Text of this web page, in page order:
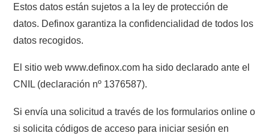
Estos datos están sujetos a la ley de protección de
datos. Definox garantiza la confidencialidad de todos los
datos recogidos.
El sitio web www.definox.com ha sido declarado ante el
CNIL (declaración nº 1376587).
Si envía una solicitud a través de los formularios online o
si solicita códigos de acceso para iniciar sesión en